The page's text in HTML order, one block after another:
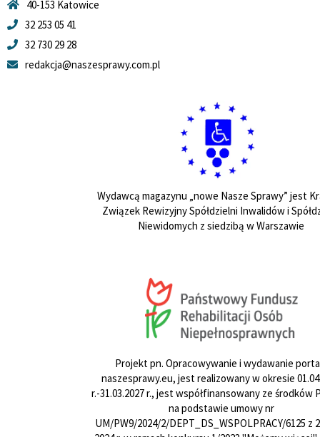
40-153 Katowice
32 253 05 41
32 730 29 28
redakcja@naszesprawy.com.pl
Wydawcą magazynu „nowe Nasze Sprawy” jest
Związek Rewizyjny Spółdzielni Inwalidów i
Niewidomych z siedzibą w Warszawie
Projekt pn. Opracowywanie i wydawanie
naszesprawy.eu, jest realizowany w okresie
r.-31.03.2027 r., jest współfinansowany ze środków
na podstawie umowy nr
UM/PW9/2024/2/DEPT_DS_WSPOLPRACY/6125 z